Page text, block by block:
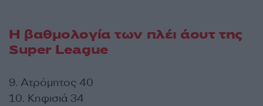
Η βαθμολογία των πλέι άουτ της
Super League
9. Ατρόμητος 40
10. Κηφισιά 34